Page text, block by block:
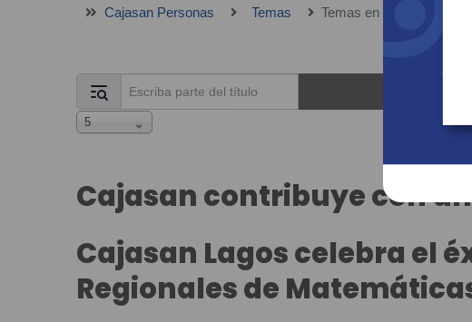
Cajasan Personas Temas Temas en noticias y
Escriba parte del título
Mostrar #
5
Cajasan contribuye con
Cajasan Lagos celebra el
Regionales de